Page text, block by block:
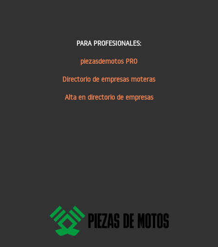
PARA PROFESIONALES:
piezasdemotos PRO
Directorio de empresas moteras
Alta en directorio de empresas